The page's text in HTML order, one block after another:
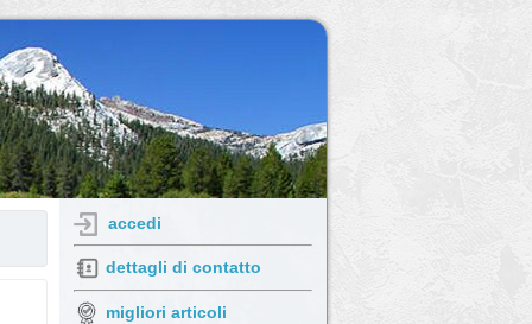
accedi
dettagli di contatto
migliori articoli